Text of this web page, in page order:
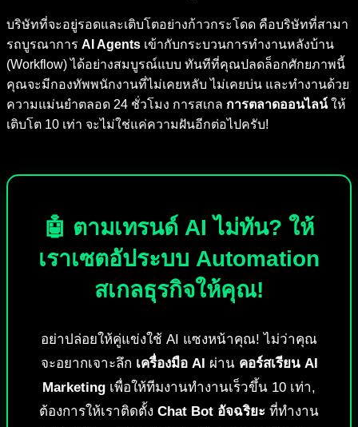
บริษัทที่จะอยู่รอดและเติบโตอย่างก้าวกระโดด คือบริษัทที่สามา
รถบูรณาการ AI Agents เข้ากับกระบวนการทำงานหลังบ้าน
(Workflow) ได้อย่างสมบูรณ์แบบ ทันทีที่คุณปลดล็อกศักยภาพนี้
คุณจะมีกองทัพพนักงานที่ไม่เคยหลับ ไม่เคยบ่น และทำงานด้วย
ความแม่นยำตลอด 24 ชั่วโมง การสเกล การตลาดออนไลน์ให้
เติบโต 10 เท่า จะไม่ใช่แค่ความฝันอีกต่อไปครับ!
🤖 ตามเทรนด์ AI ไม่ทัน? ให้
เราเซตอัประบบ Automation
สเกลธุรกิจให้คุณ!
อย่าปล่อยให้คู่แข่งใช้ AI แซงหน้าคุณ! ไม่ว่าคุณ
จะอยากเจาะลึก เครื่องมือ AI ผ่าน คอร์สเรียน AI
Marketing เพื่อให้ทีมงานทำงานเร็วขึ้น 10 เท่า,
ต้องการให้เราติดตั้ง Chat Bot อัจฉริยะ ที่ทำงาน